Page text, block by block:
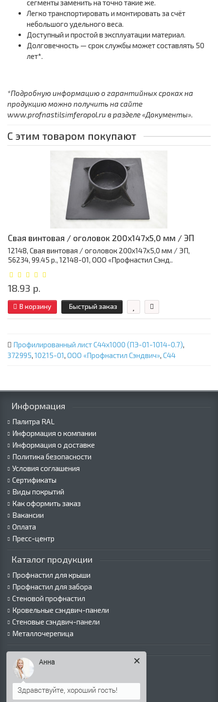
сегменты заменить на точно такие же.
Легко транспортировать и монтировать за счёт
небольшого удельного веса.
Доступный и простой в эксплуатации материал.
Долговечность — срок службы может составлять 50
лет*.
*Подробную информацию о гарантийных сроках на
продукцию можно получить на сайте
www.profnastilsimferopol.ru в разделе «Документы».
С этим товаром покупают
Свая винтовая / оголовок 200x147x5,0 мм / ЭП
12148, Свая винтовая / оголовок 200x147x5,0 мм / ЭП,
56234, 99.45 р., 12148-01, ООО «Профнастил Сэнд..
18.93 р.
В корзину Быстрый заказ
Профилированный лист С44х1000 (ПЭ-01-1014-0.7),
372995, 10215-01, ООО «Профнастил Сэндвич», С44
Информация
Палитра RAL
Информация о компании
Информация о доставке
Политика безопасности
Условия соглашения
Сертификаты
Виды покрытий
Как оформить заказ
Вакансии
Оплата
Пресс-центр
Каталог продукции
Профнастил для крыши
Профнастил для забора
Стеновой профнастил
Кровельные сэндвич-панели
Стеновые сэндвич-панели
Металлочерепица
Каталог продукции
Евроштакетник
Металлический сайдинг
Фасадные кассеты
Здравствуйте, хороший гость!